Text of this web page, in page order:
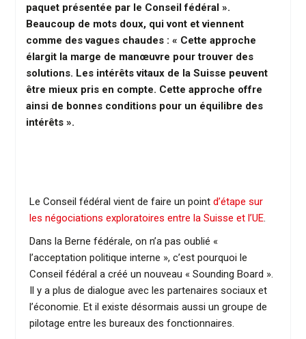
paquet présentée par le Conseil fédéral ».
Beaucoup de mots doux, qui vont et viennent
comme des vagues chaudes : « Cette approche
élargit la marge de manœuvre pour trouver des
solutions. Les intérêts vitaux de la Suisse peuvent
être mieux pris en compte. Cette approche offre
ainsi de bonnes conditions pour un équilibre des
intérêts ».
Le Conseil fédéral vient de faire un pointd’étape sur
les négociations exploratoires entre la Suisse et l’UE.
Dans la Berne fédérale, on n’a pas oublié «
l’acceptation politique interne », c’est pourquoi le
Conseil fédéral a créé un nouveau « Sounding Board ».
Il y a plus de dialogue avec les partenaires sociaux et
l’économie. Et il existe désormais aussi un groupe de
pilotage entre les bureaux des fonctionnaires.